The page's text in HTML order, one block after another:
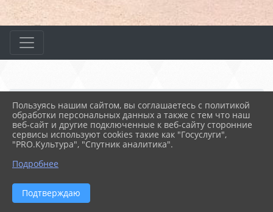
Главная МЕРОПРИЯТИЯ
Новости
Исторический час «Восс...
19.03.2024 12:46
ИСТОРИЧЕСКИЙ ЧАС «ВОССОЕДИНЕНИЕ
Пользуясь нашим сайтом, вы соглашаетесь с политикой
обработки персональных данных а также с тем что наш
веб-сайт и другие подключенные к веб-сайту сторонние
сервисы используют cookies такие как "Госуслуги",
"PRO.Культура", "Спутник аналитика".
Подробнее
Подтверждаю